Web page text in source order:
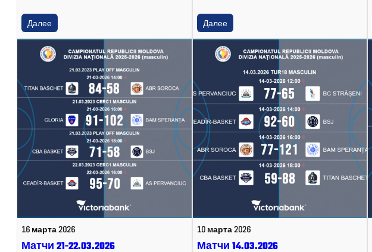
Далее Далее
16 марта 2026
Матчи 21-22.03.2026
10 марта 2026
Матчи 14.03.2026